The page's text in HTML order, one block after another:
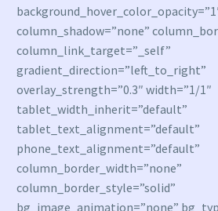
column_shadow=”none”
column_link_target=”_self”
gradient_direction=”left_to_right”
overlay_strength=”0.3″ width=”1/1″
tablet_width_inherit=”default”
tablet_text_alignment=”default”
phone_text_alignment=”default”
column_border_width=”none”
column_border_style=”solid”
bg_image_animation=”none”